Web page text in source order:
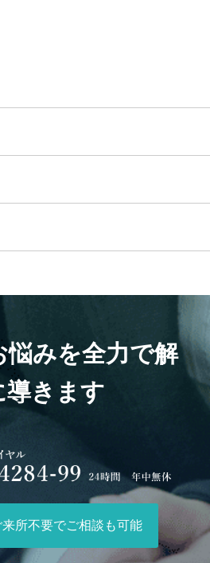
みを全力で解
導きます
所不要でご相談も可能